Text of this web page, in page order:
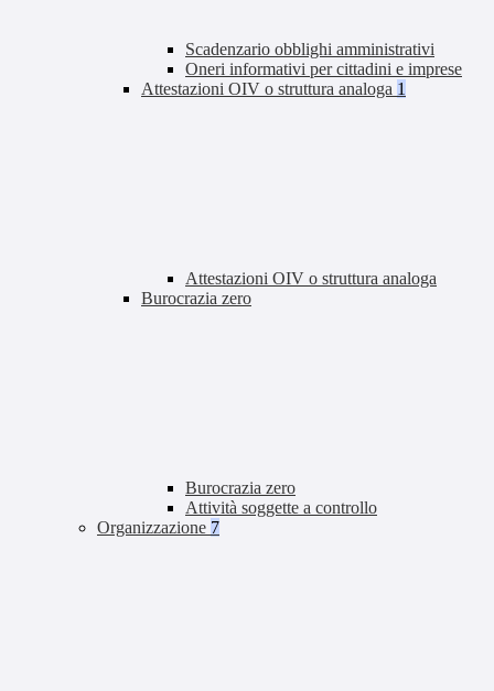
Scadenzario obblighi amministrativi
Oneri informativi per cittadini e imprese
Attestazioni OIV o struttura analoga 1
Attestazioni OIV o struttura analoga
Burocrazia zero
Burocrazia zero
Attività soggette a controllo
Organizzazione 7